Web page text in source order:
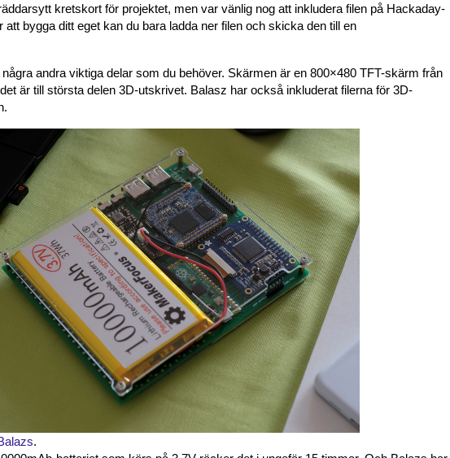
kretskort för projektet, men var vänlig nog att inkludera filen på Hackaday-
att bygga ditt eget kan du bara ladda ner filen och skicka den till en
andra viktiga delar som du behöver. Skärmen är en 800×480 TFT-skärm från
är till största delen 3D-utskrivet. Balasz har också inkluderat filerna för 3D-
.